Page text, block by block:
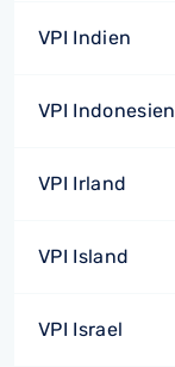
VPI Indien
VPI Indonesien
VPI Irland
VPI Island
VPI Israel